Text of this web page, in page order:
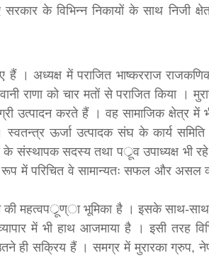
के विभिन्न निकायों के साथ निजी
हैं । अध्यक्ष में पराजित भाष्करराज
राणा को चार मतों से पराजित किया ।
उत्पादन करते हैं । वह सामाजिक क्षेत्र
ऊर्जा उत्पादक संघ के कार्य समिति
संस्थापक सदस्य तथा पर्ूव उपाध्यक्ष भी
में परिचित वे सामान्यतः सफल और असल
महत्वपर्ूण्ा भूमिका है । इसके साथ-साथ
में भी हाथ आजमाया है । इसी तरह
ही सक्रिय हैं । समग्र में मुरारका ग्रुप,